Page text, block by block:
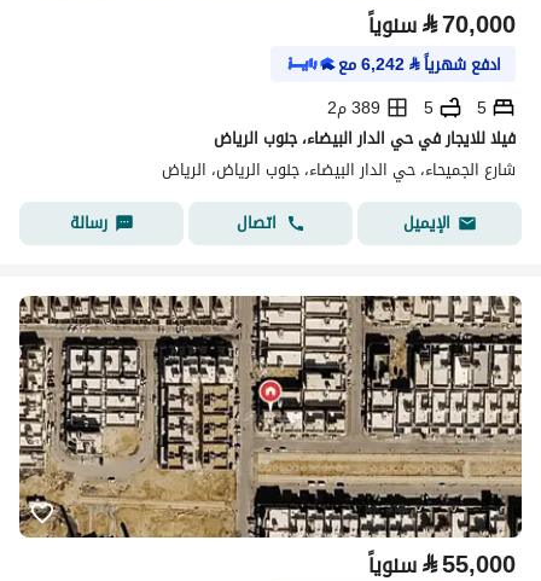
⃁70,000 سنوياً
ادفع شهرياً⃁
6,242مع
5
5
389 م2
فيلا للايجار في حي الدار البيضاء، جنوب الرياض
شارع الجميحاء، حي الدار البيضاء، جنوب الرياض، الرياض
الإيميل
اتصال رسالة
⃁55,000 سنوياً